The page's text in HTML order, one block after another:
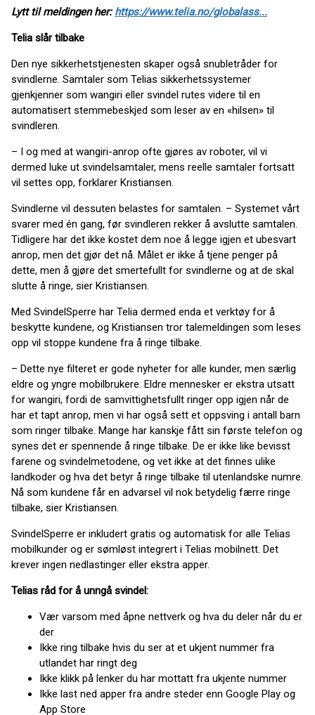
Lytt til meldingen her: https://www.telia.no/globalass...
Telia slår tilbake
Den nye sikkerhetstjenesten skaper også snubletråder for
svindlerne. Samtaler som Telias sikkerhetssystemer
gjenkjenner som wangiri eller svindel rutes videre til en
automatisert stemmebeskjed som leser av en «hilsen» til
svindleren.
– I og med at wangiri-anrop ofte gjøres av roboter, vil vi
dermed luke ut svindelsamtaler, mens reelle samtaler fortsatt
vil settes opp, forklarer Kristiansen.
Svindlerne vil dessuten belastes for samtalen. – Systemet vårt
svarer med én gang, før svindleren rekker å avslutte samtalen.
Tidligere har det ikke kostet dem noe å legge igjen et ubesvart
anrop, men det gjør det nå. Målet er ikke å tjene penger på
dette, men å gjøre det smertefullt for svindlerne og at de skal
slutte å ringe, sier Kristiansen.
Med SvindelSperre har Telia dermed enda et verktøy for å
beskytte kundene, og Kristiansen tror talemeldingen som leses
opp vil stoppe kundene fra å ringe tilbake.
– Dette nye filteret er gode nyheter for alle kunder, men særlig
eldre og yngre mobilbrukere. Eldre mennesker er ekstra utsatt
for wangiri, fordi de samvittighetsfullt ringer opp igjen når de
har et tapt anrop, men vi har også sett et oppsving i antall barn
som ringer tilbake. Mange har kanskje fått sin første telefon og
synes det er spennende å ringe tilbake. De er ikke like bevisst
farene og svindelmetodene, og vet ikke at det finnes ulike
landkoder og hva det betyr å ringe tilbake til utenlandske numre.
Nå som kundene får en advarsel vil nok betydelig færre ringe
tilbake, sier Kristiansen.
SvindelSperre er inkludert gratis og automatisk for alle Telias
mobilkunder og er sømløst integrert i Telias mobilnett. Det
krever ingen nedlastinger eller ekstra apper.
Telias råd for å unngå svindel:
Vær varsom med åpne nettverk og hva du deler når du er
der
Ikke ring tilbake hvis du ser at et ukjent nummer fra
utlandet har ringt deg
Ikke klikk på lenker du har mottatt fra ukjente nummer
Ikke last ned apper fra andre steder enn Google Play og
App Store